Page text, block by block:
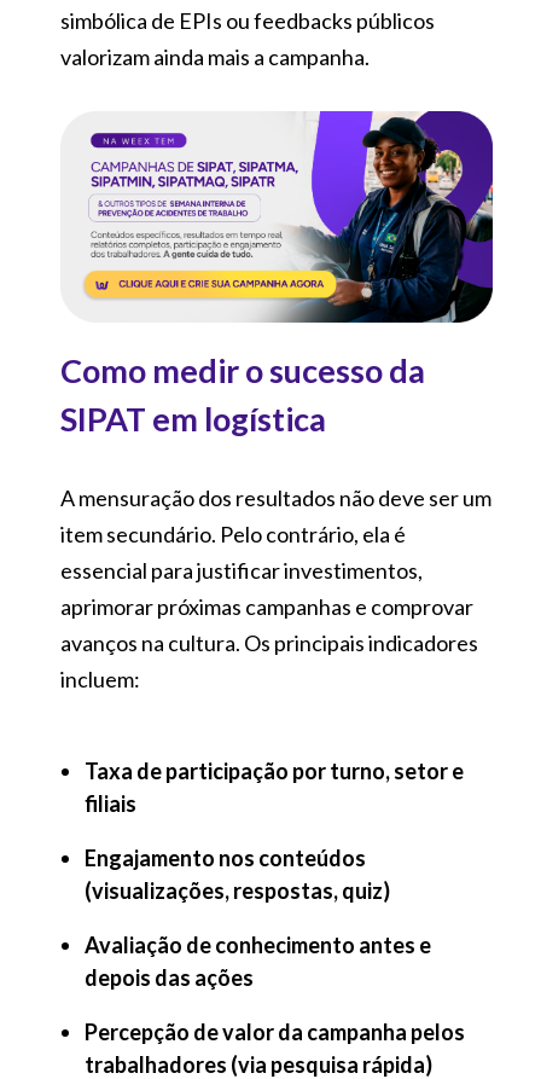
simbólica de EPIs ou feedbacks públicos
valorizam ainda mais a campanha.
Como medir o sucesso da
SIPAT em logística
A mensuração dos resultados não deve ser um
item secundário. Pelo contrário, ela é
essencial para justificar investimentos,
aprimorar próximas campanhas e comprovar
avanços na cultura. Os principais indicadores
incluem:
Taxa de participação por turno, setor e
filiais
Engajamento nos conteúdos
(visualizações, respostas, quiz)
Avaliação de conhecimento antes e
depois das ações
Percepção de valor da campanha pelos
trabalhadores (via pesquisa rápida)